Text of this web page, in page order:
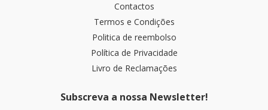
Contactos
Termos e Condições
Politica de reembolso
Política de Privacidade
Livro de Reclamações
Subscreva a nossa Newsletter!